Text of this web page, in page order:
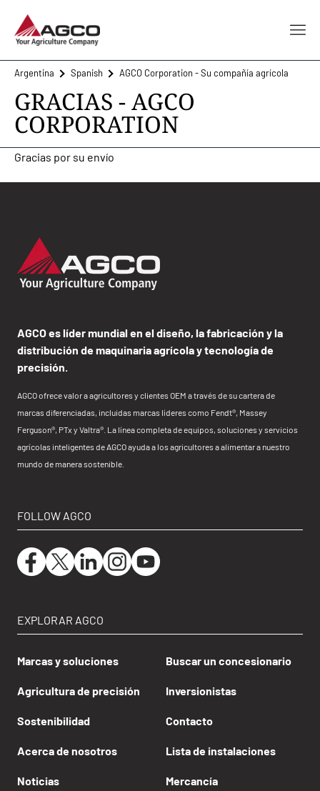
Argentina Spanish AGCO Corporation - Su compañía agrícola
GRACIAS - AGCO
CORPORATION
Gracias por su envío
AGCO es líder mundial en el diseño, la fabricación y la
distribución de maquinaria agrícola y tecnología de
precisión.
AGCO ofrece valor a agricultores y clientes OEM a través de su cartera de
marcas diferenciadas, incluidas marcas líderes como Fendt®, Massey
Ferguson®, PTx y Valtra®. La línea completa de equipos, soluciones y servicios
agrícolas inteligentes de AGCO ayuda a los agricultores a alimentar a nuestro
mundo de manera sostenible.
FOLLOW AGCO
EXPLORAR AGCO
Marcas y soluciones
Agricultura de precisión
Sostenibilidad
Acerca de nosotros
Noticias
Buscar un concesionario
Inversionistas
Contacto
Lista de instalaciones
Mercancía